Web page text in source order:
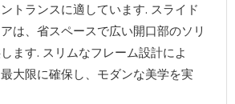
トランスに適しています. スライド
は、省スペースで広い開口部のソリ
ます. スリムなフレーム設計によ
大限に確保し、モダンな美学を実